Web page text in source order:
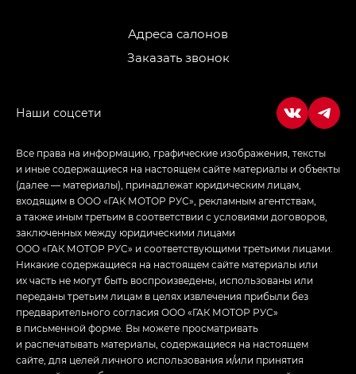
Адреса салонов
Заказать звонок
Все права на информацию, графические изображения, тексты
и иные содержащиеся на настоящем сайте материалы и объекты
(далее — материалы), принадлежат юридическим лицам,
входящим в ООО «ГАК МОТОР РУС», рекламным агентствам,
а также иным третьим в соответствии с условиями договоров,
заключенных между юридическими лицами
ООО «ГАК МОТОР РУС» и соответствующими третьими лицами.
Никакие содержащиеся на настоящем сайте материалы или
их часть не могут быть воспроизведены, использованы или
переданы третьим лицам в целях извлечения прибыли без
предварительного согласия ООО «ГАК МОТОР РУС»
в письменной форме. Вы можете просматривать
и распечатывать материалы, содержащиеся на настоящем
сайте, для целей личного использования и/или принятия